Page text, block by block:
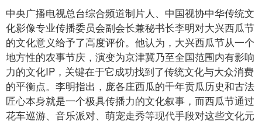
中央广播电视总台综合频道制片人、中国视协中华传统文
化影像专业传播委员会副会长兼秘书长李明对大兴西瓜节
的文化意义给予了高度评价。他认为，大兴西瓜节从一个
地方性的农事节庆，演变为京津冀乃至全国范围内有影响
力的文化IP，关键在于它成功找到了传统文化与大众消费
的平衡点。李明指出，庞各庄西瓜的千年贡瓜历史和古法
匠心本身就是一个极具传播力的文化叙事，而西瓜节通过
花车巡游、音乐派对、萌宠走秀等现代手段对这些文化元